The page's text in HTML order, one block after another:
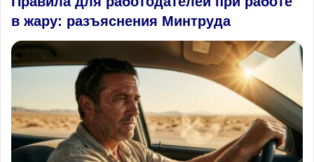
в жару: разъяснения Минтруда